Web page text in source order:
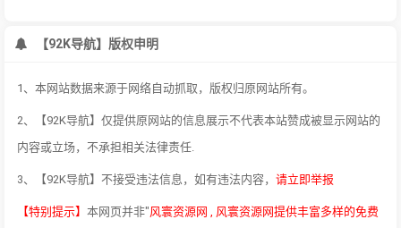
【92K导航】版权申明
1、本网站数据来源于网络自动抓取，版权归原网站所有。
2、【92K导航】仅提供原网站的信息展示不代表本站赞成被显示网站的
内容或立场，不承担相关法律责任.
3、【92K导航】不接受违法信息，如有违法内容， 请立即举报
【特别提示】 本网页并非"风寰资源网 , 风寰资源网提供丰富多样的免费